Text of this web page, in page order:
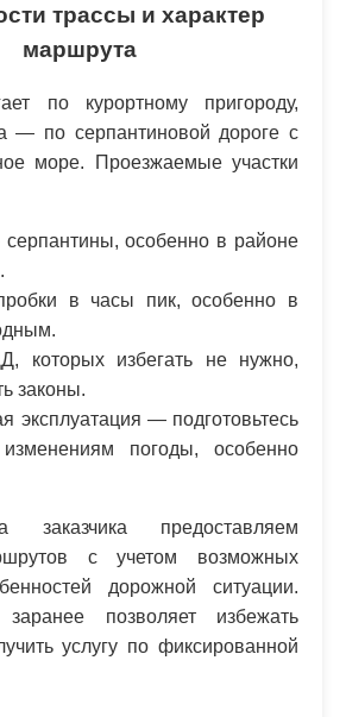
трассы и характер
маршрута
по курортному пригороду,
— по серпантиновой дороге с
море. Проезжаемые участки
особенно в районе
в часы пик, особенно в
которых избегать не нужно,
законы.
эксплуатация — подготовьтесь
погоды, особенно
заказчика предоставляем
с учетом возможных
дорожной ситуации.
заранее позволяет избежать
услугу по фиксированной